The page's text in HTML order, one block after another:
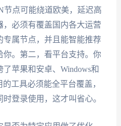
节点可能绕道欧美，延迟高
必须有覆盖国内各大运营
专属节点，并且能智能推荐
你。第二，看平台支持。你
苹果和安卓、Windows和
工具必须能全平台覆盖，
登录使用，这才叫省心。